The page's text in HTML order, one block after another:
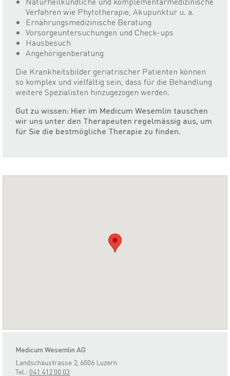
Verfahren wie Phytotherapie, Akupunktur u. a.
Ernährungsmedizinische Beratung
Vorsorgeuntersuchungen und Check-ups
Hausbesuch
Angehörigenberatung
Die Krankheitsbilder geriatrischer Patienten können
so komplex und vielfältig sein, dass für die Behandlung
weitere Spezialisten hinzugezogen werden.
Gut zu wissen: Hier im Medicum Wesemlin tauschen
wir uns unter den Therapeuten regelmässig aus, um
für Sie die bestmögliche Therapie zu finden.
Medicum Wesemlin AG
Landschaustrasse 2, 6006 Luzern
Tel.: 041 412 00 03